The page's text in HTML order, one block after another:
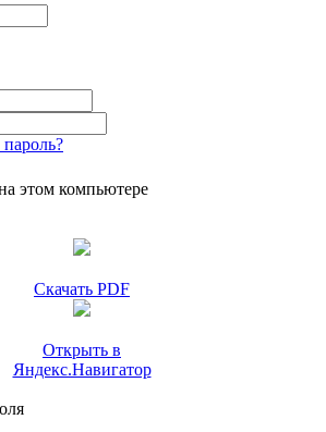
этом компьютере
Скачать PDF
Открыть в
Яндекс.Навигатор